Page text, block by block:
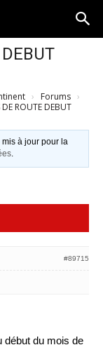
› Forums ›
ROUTE DEBUT
à jour pour la
.
#89715
début du mois de